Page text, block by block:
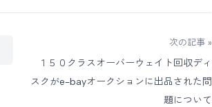
次の記事 »
１５０クラスオーバーウェイト回収ディ
スクがe-bayオークションに出品された問
題について